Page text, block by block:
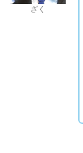
ざく